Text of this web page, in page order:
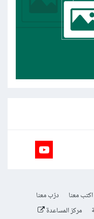
اكتب معنا
درّب معنا
مركز المساعدة